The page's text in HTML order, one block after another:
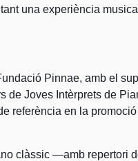
una experiència
Pinnae, amb el
Joves Intèrprets de
referència en la
clàssic —amb repertori